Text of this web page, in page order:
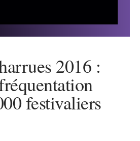
2016 :
festivaliers